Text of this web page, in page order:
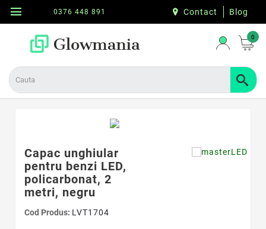
menu Contact Blog
0376 448 891
0
Capac unghiular
pentru benzi LED,
policarbonat, 2
metri, negru
Cod Produs: LVT1704